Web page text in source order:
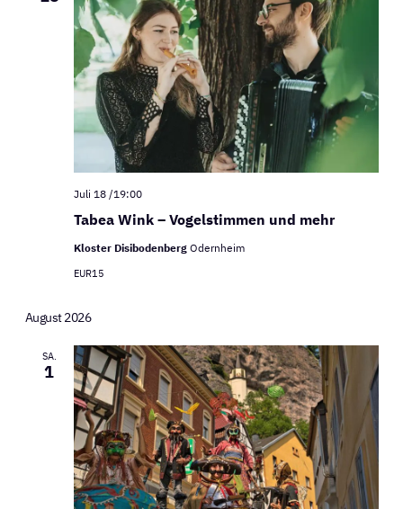
Tabea Wink – Vogelstimmen und mehr
Juli 18 /19:00
Kloster Disibodenberg Odernheim
EUR15
August 2026
SA.
1